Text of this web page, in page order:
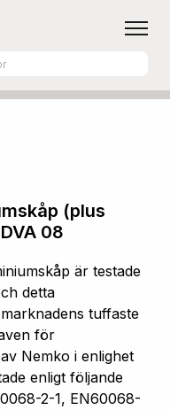
(plus
08
är testade
detta
tuffaste
för
Nemko i enlighet
enligt följande
2-1, EN60068-